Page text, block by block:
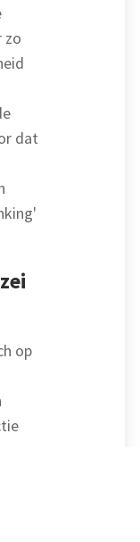
zo
dat
op